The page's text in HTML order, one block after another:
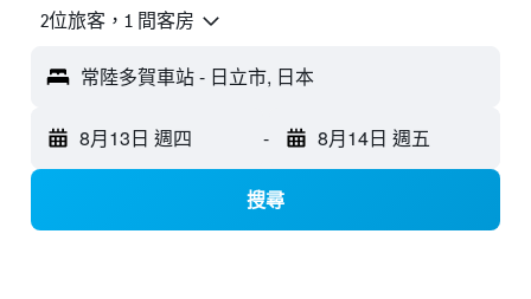
2位旅客，1 間客房
常陸多賀車站 - 日立市, 日本
8月13日 週四 - 8月14日 週五
搜尋